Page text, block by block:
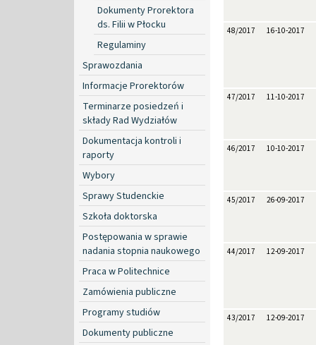
Dokumenty Prorektora
ds. Filii w Płocku
Regulaminy
Sprawozdania
Informacje Prorektorów
Terminarze posiedzeń i
składy Rad Wydziałów
Dokumentacja kontroli i
raporty
Wybory
Sprawy Studenckie
Szkoła doktorska
Postępowania w sprawie
nadania stopnia naukowego
Praca w Politechnice
Zamówienia publiczne
Programy studiów
Dokumenty publiczne
48/2017 16-10-2017
47/2017 11-10-2017
46/2017 10-10-2017
45/2017 26-09-2017
44/2017 12-09-2017
43/2017 12-09-2017